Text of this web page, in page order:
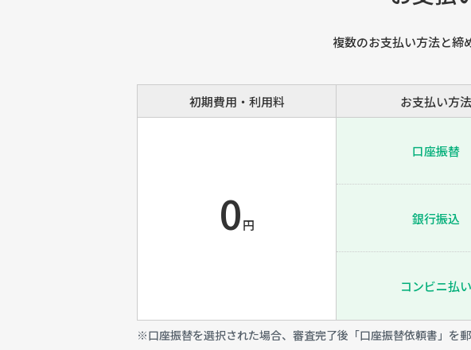
複数のお支払い方法と締
初期費用・利用料 お支払い方法
0円
口座振替
銀行振込
コンビニ払い
※口座振替を選択された場合、審査完了後「口座振替依頼書」を